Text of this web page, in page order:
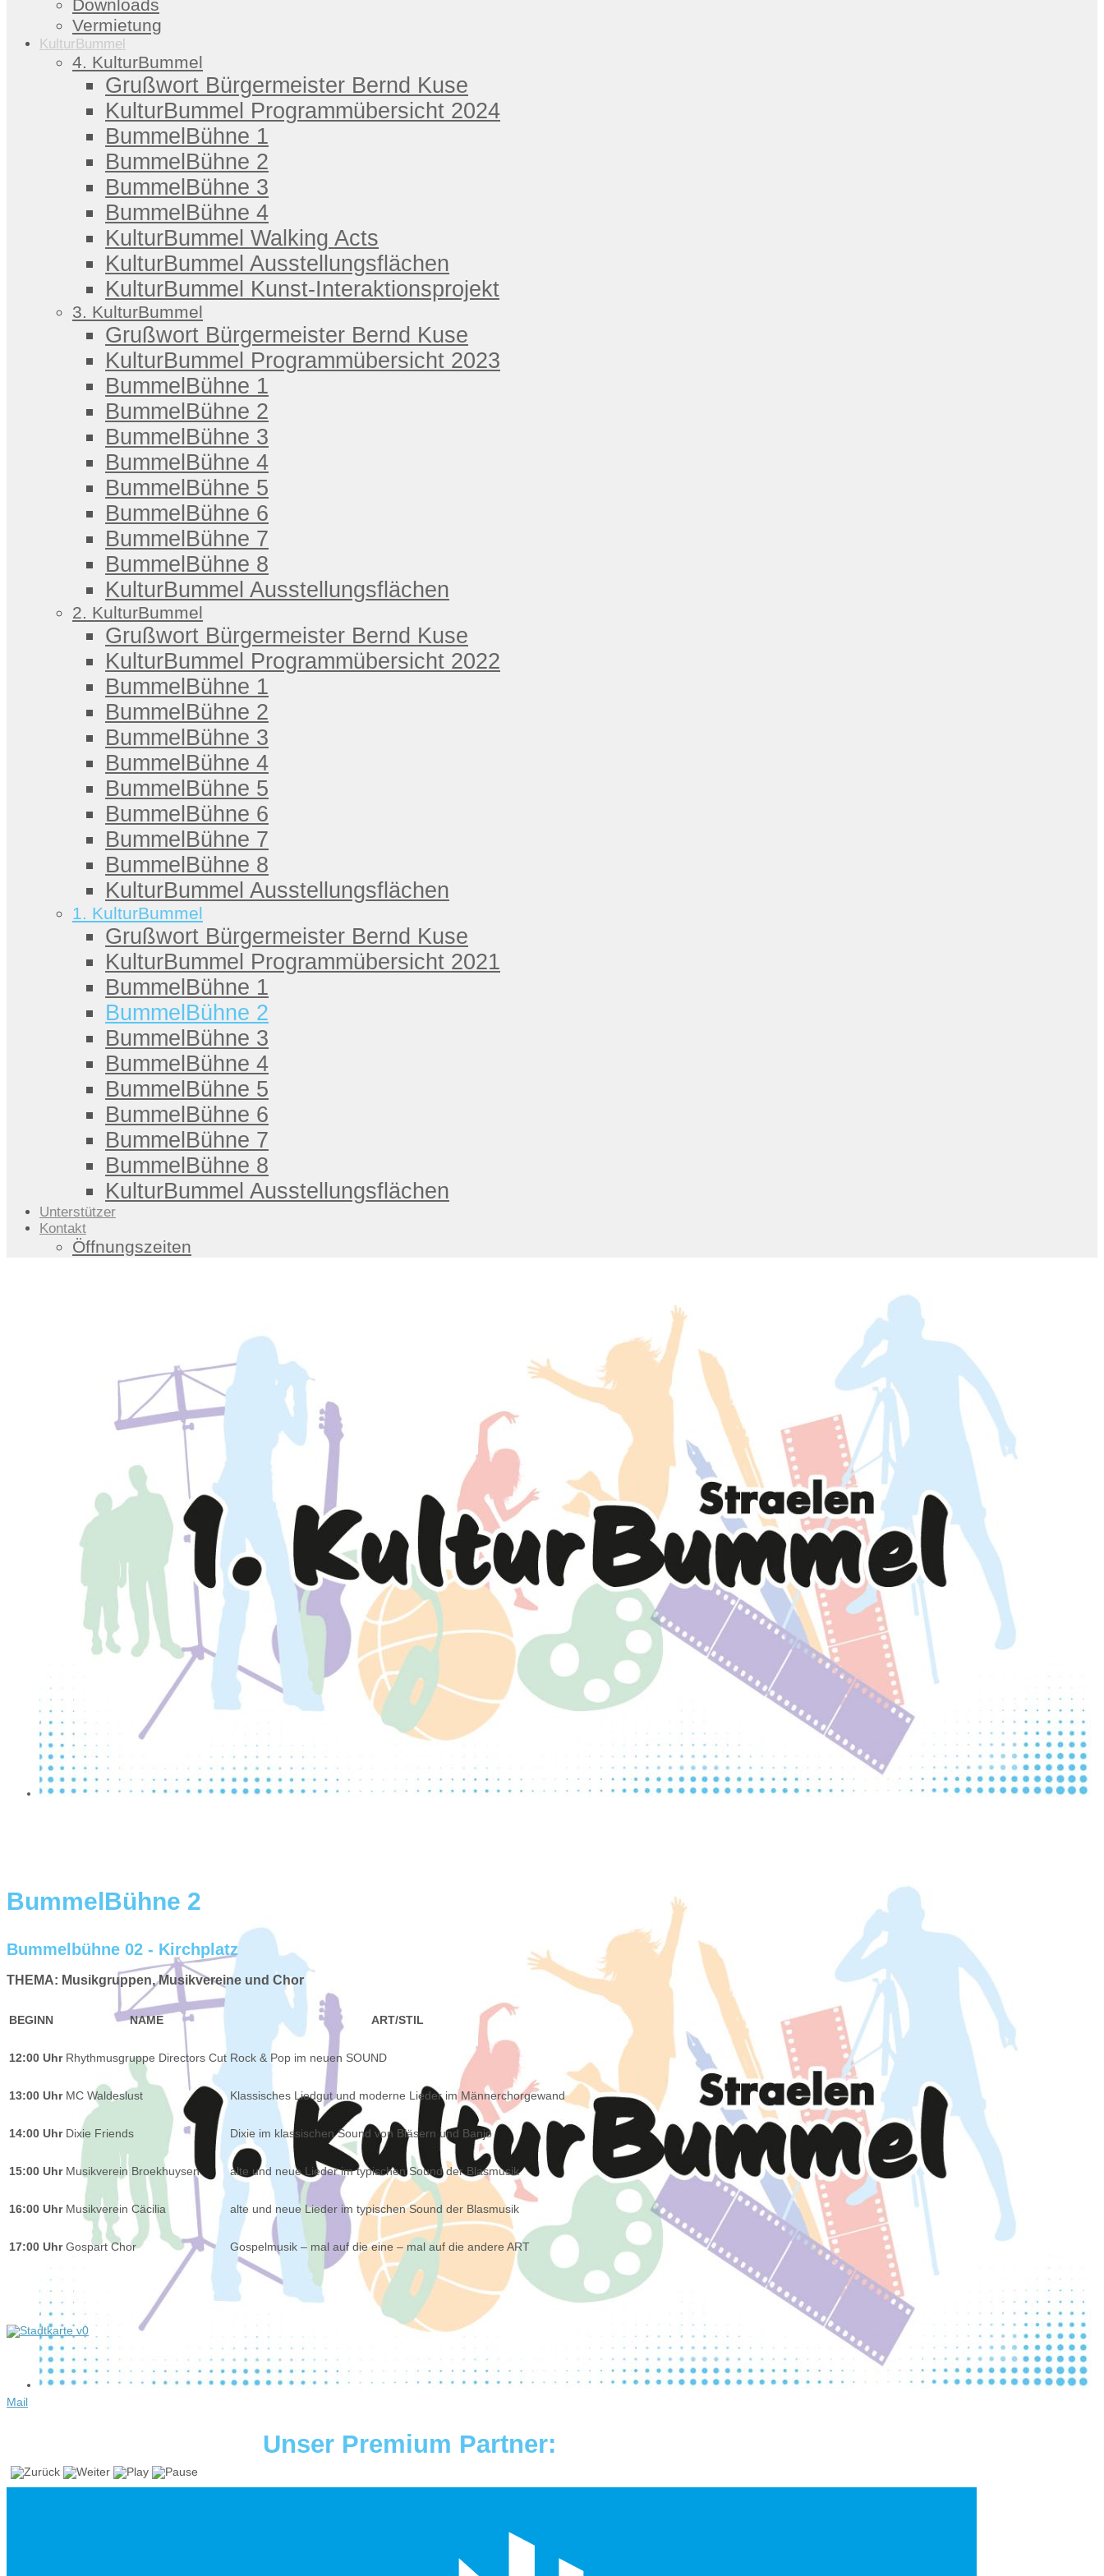
Downloads
Vermietung
KulturBummel
4. KulturBummel
Grußwort Bürgermeister Bernd Kuse
KulturBummel Programmübersicht 2024
BummelBühne 1
BummelBühne 2
BummelBühne 3
BummelBühne 4
KulturBummel Walking Acts
KulturBummel Ausstellungsflächen
KulturBummel Kunst-Interaktionsprojekt
3. KulturBummel
Grußwort Bürgermeister Bernd Kuse
KulturBummel Programmübersicht 2023
BummelBühne 1
BummelBühne 2
BummelBühne 3
BummelBühne 4
BummelBühne 5
BummelBühne 6
BummelBühne 7
BummelBühne 8
KulturBummel Ausstellungsflächen
2. KulturBummel
Grußwort Bürgermeister Bernd Kuse
KulturBummel Programmübersicht 2022
BummelBühne 1
BummelBühne 2
BummelBühne 3
BummelBühne 4
BummelBühne 5
BummelBühne 6
BummelBühne 7
BummelBühne 8
KulturBummel Ausstellungsflächen
1. KulturBummel
Grußwort Bürgermeister Bernd Kuse
KulturBummel Programmübersicht 2021
BummelBühne 1
BummelBühne 2
BummelBühne 3
BummelBühne 4
BummelBühne 5
BummelBühne 6
BummelBühne 7
BummelBühne 8
KulturBummel Ausstellungsflächen
Unterstützer
Kontakt
Öffnungszeiten
BummelBühne 2
Bummelbühne 02 - Kirchplatz
THEMA: Musikgruppen, Musikvereine und Chor
BEGINN NAME ART/STIL
12:00 Uhr Rhythmusgruppe Directors Cut Rock & Pop im neuen SOUND
13:00 Uhr MC Waldeslust Klassisches Liedgut und moderne Lieder im Männerchorgewand
14:00 Uhr Dixie Friends Dixie im klassischen Sound von Bläsern und Banjo
15:00 Uhr Musikverein Broekhuysen alte und neue Lieder im typischen Sound der Blasmusik
16:00 Uhr Musikverein Cäcilia alte und neue Lieder im typischen Sound der Blasmusik
17:00 Uhr Gospart Chor Gospelmusik – mal auf die eine – mal auf die andere ART
Mail
Unser Premium Partner: